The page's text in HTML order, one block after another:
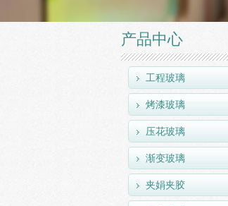
产品中心
工程玻璃
烤漆玻璃
压花玻璃
渐变玻璃
夹娟夹胶